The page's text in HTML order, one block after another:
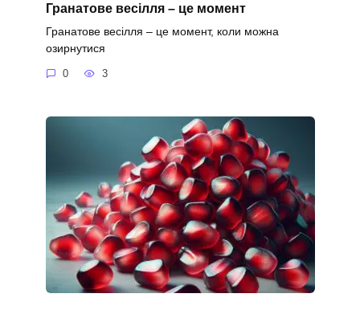
Гранатове весілля – це момент
Гранатове весілля – це момент, коли можна
озирнутися
0 3